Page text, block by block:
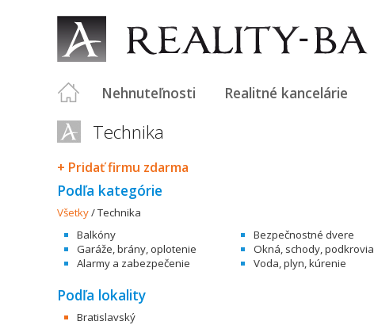
Nehnuteľnosti Realitné kancelárie
Technika
+ Pridať firmu zdarma
Podľa kategórie
Všetky/Technika
Balkóny
Bezpečnostné dvere
Garáže, brány, oplotenie
Okná, schody, podkrovia
Alarmy a zabezpečenie
Voda, plyn, kúrenie
Podľa lokality
Bratislavský